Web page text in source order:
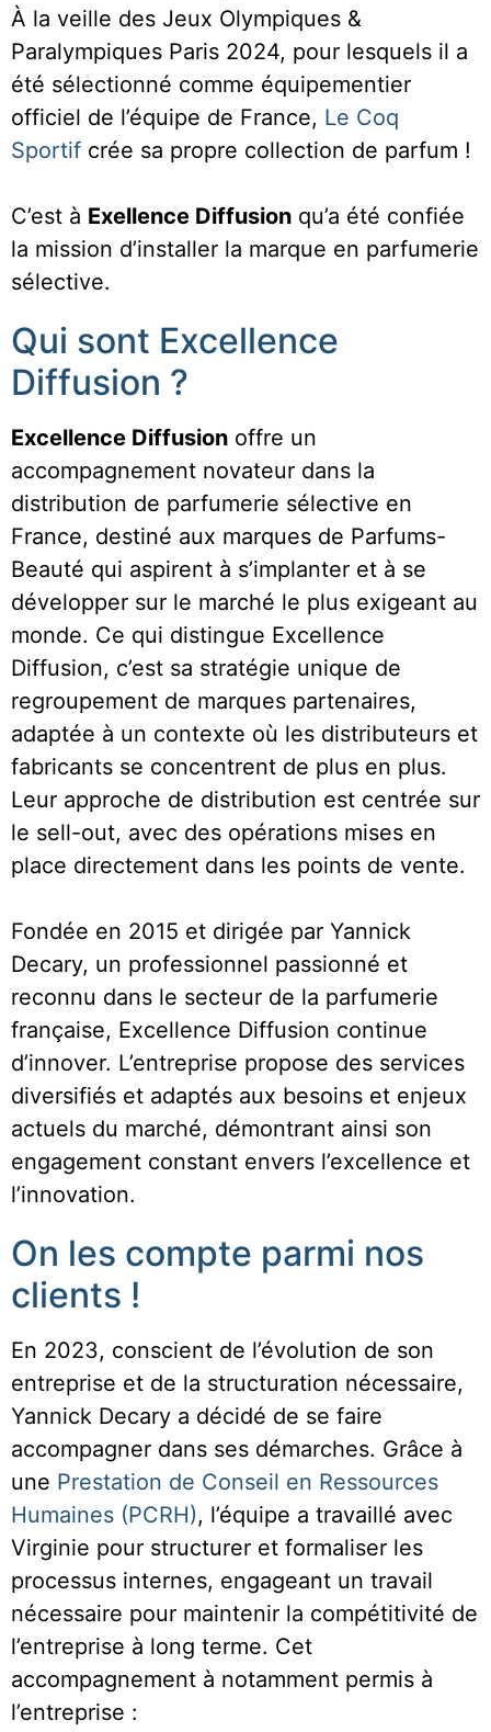
À la veille des Jeux Olympiques &
Paralympiques Paris 2024, pour lesquels il a
été sélectionné comme équipementier
officiel de l’équipe de France, Le Coq
Sportif crée sa propre collection de parfum !
C’est à Exellence Diffusion qu’a été confiée
la mission d’installer la marque en parfumerie
sélective.
Qui sont Excellence
Diffusion ?
Excellence Diffusion offre un
accompagnement novateur dans la
distribution de parfumerie sélective en
France, destiné aux marques de Parfums-
Beauté qui aspirent à s’implanter et à se
développer sur le marché le plus exigeant au
monde. Ce qui distingue Excellence
Diffusion, c’est sa stratégie unique de
regroupement de marques partenaires,
adaptée à un contexte où les distributeurs et
fabricants se concentrent de plus en plus.
Leur approche de distribution est centrée sur
le sell-out, avec des opérations mises en
place directement dans les points de vente.
Fondée en 2015 et dirigée par Yannick
Decary, un professionnel passionné et
reconnu dans le secteur de la parfumerie
française, Excellence Diffusion continue
d’innover. L’entreprise propose des services
diversifiés et adaptés aux besoins et enjeux
actuels du marché, démontrant ainsi son
engagement constant envers l’excellence et
l’innovation.
On les compte parmi nos
clients !
En 2023, conscient de l’évolution de son
entreprise et de la structuration nécessaire,
Yannick Decary a décidé de se faire
accompagner dans ses démarches. Grâce à
une Prestation de Conseil en Ressources
Humaines (PCRH), l’équipe a travaillé avec
Virginie pour structurer et formaliser les
processus internes, engageant un travail
nécessaire pour maintenir la compétitivité de
l’entreprise à long terme. Cet
accompagnement à notamment permis à
l’entreprise :